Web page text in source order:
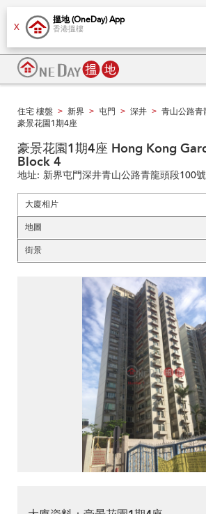
X
搵地 (OneDay) App
香港搵樓
住宅 樓盤 > 新界 > 屯門 > 深井 > 青山公路青
豪景花園1期4座
豪景花園1期4座 Hong Kong
Block 4
地址: 新界屯門深井青山公路青龍頭段100號
大廈相片
地圖
街景